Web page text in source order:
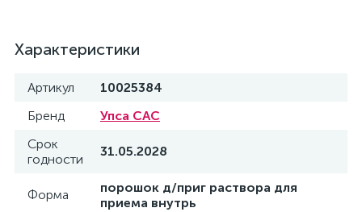
Характеристики
Артикул
10025384
Бренд
Упса САС
Срок
годности
31.05.2028
Форма
порошок д/приг раствора для
приема внутрь